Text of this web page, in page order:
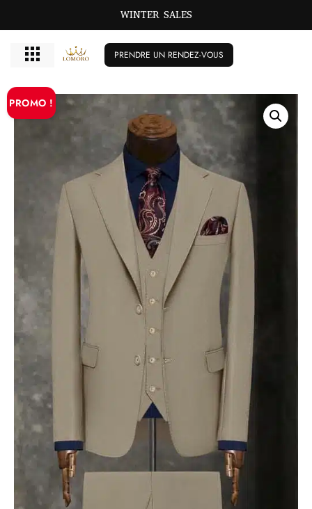
WINTER SALES
PRENDRE UN RENDEZ-VOUS
PROMO !